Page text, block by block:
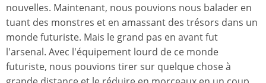
nouvelles. Maintenant, nous pouvions nous balader en
tuant des monstres et en amassant des trésors dans un
monde futuriste. Mais le grand pas en avant fut
l'arsenal. Avec l'équipement lourd de ce monde
futuriste, nous pouvions tirer sur quelque chose à